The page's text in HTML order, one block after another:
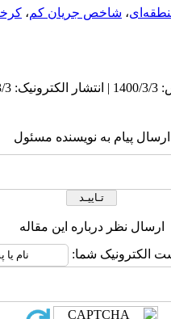
منطقه‌ای، شاخص جریان کم،
ارسال پیام به نویسنده مسئول
ارسال نظر درباره این مقاله
الکترونیک شما: